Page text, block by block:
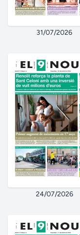
31/07/2026
24/07/2026